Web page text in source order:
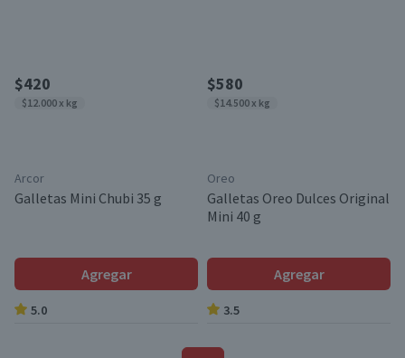
$420
$12.000 x kg
Arcor
Galletas Mini Chubi 35 g
Agregar
5.0
$580
$14.500 x kg
Oreo
Galletas Oreo Dulces Original
Mini 40 g
Agregar
3.5